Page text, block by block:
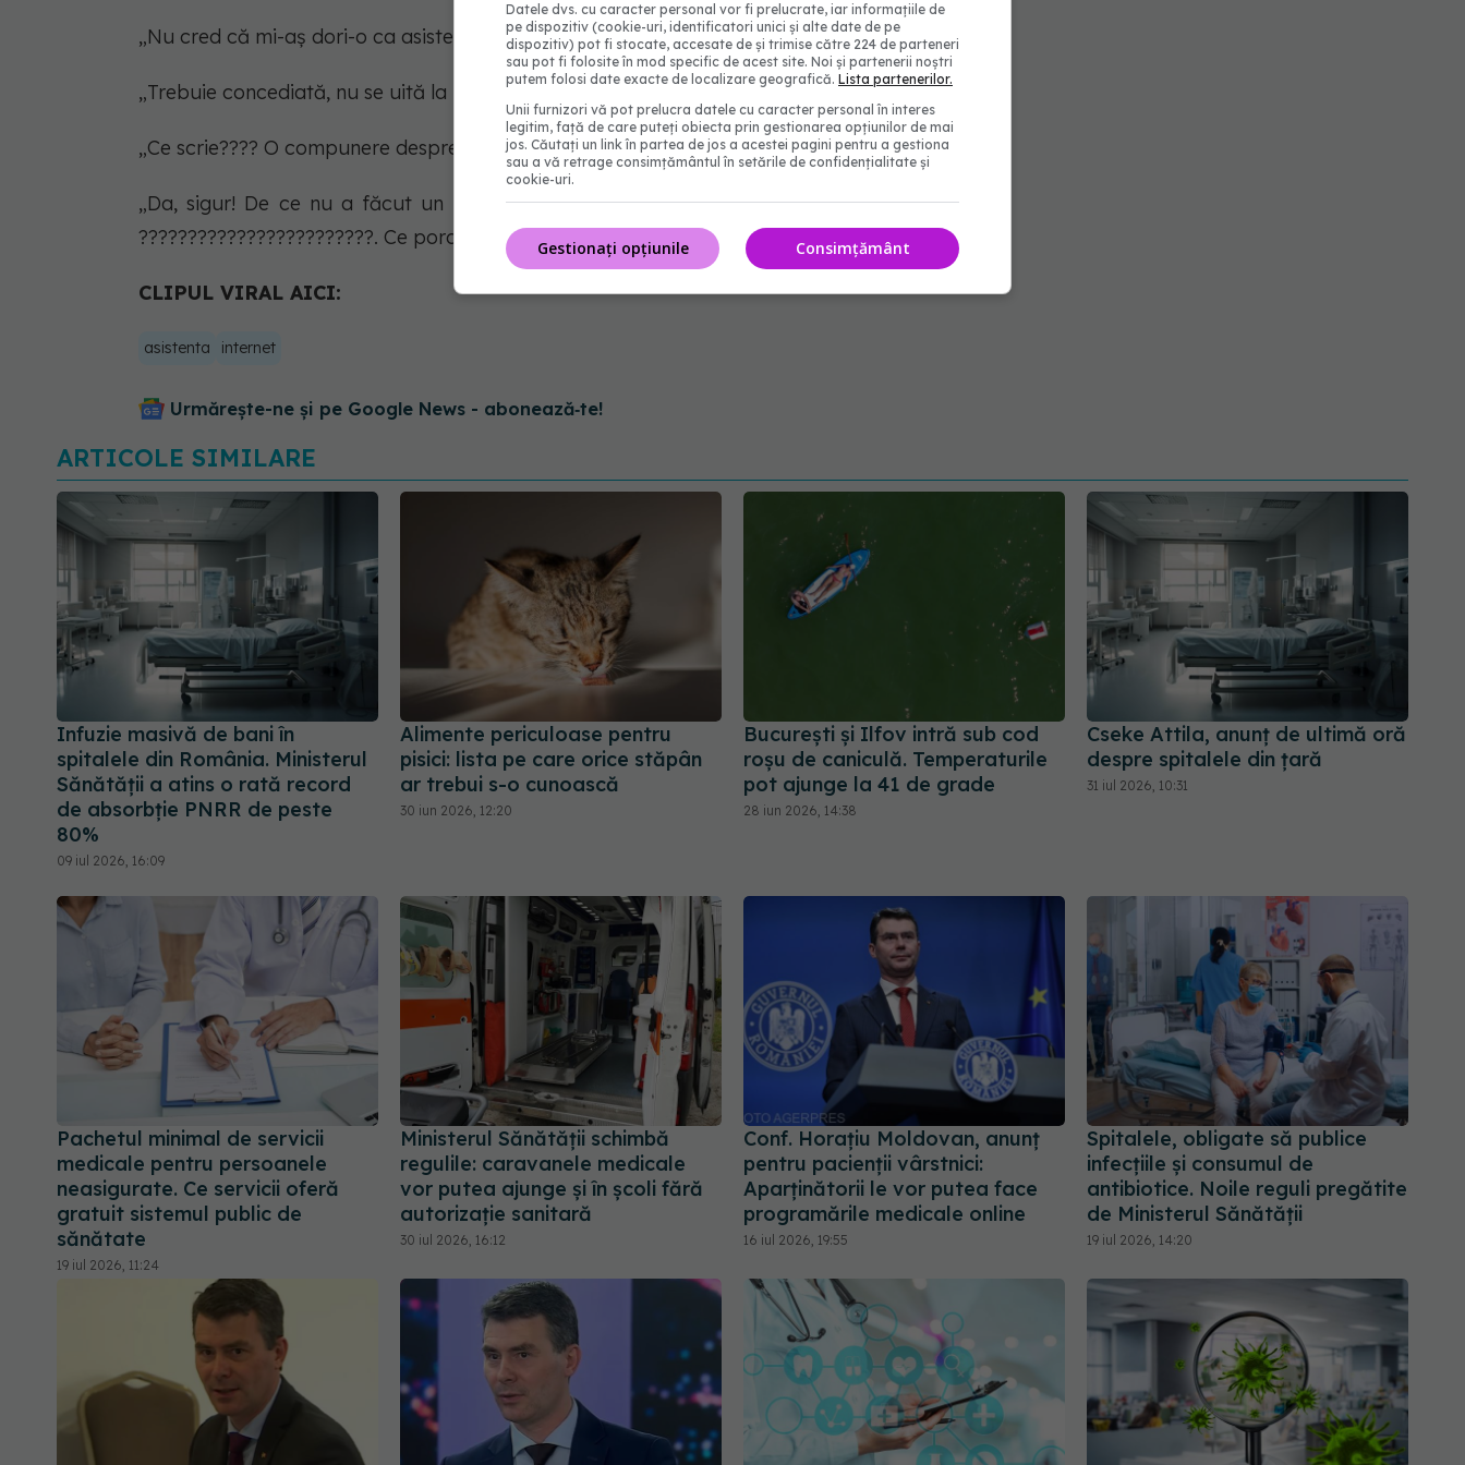
„Nu cred că mi-aș dori-o ca asistentă, nu e foarte atentă”.
„Trebuie concediată, nu se uită la pacientul ei timp de 15 minute!”
„Ce scrie???? O compunere despre Primul Razboi Mondial ????”
„Da, sigur! De ce nu a făcut un duș și nu și-a pus un smoking? Ea nu ar fi observat
????????????????????????. Ce porcărie!”
CLIPUL VIRAL AICI:
asistenta internet
Urmărește-ne și pe Google News - abonează‑te!
ARTICOLE SIMILARE
Infuzie masivă de bani în
spitalele din România. Ministerul
Sănătății a atins o rată record
de absorbție PNRR de peste
80%
09 iul 2026, 16:09
Alimente periculoase pentru
pisici: lista pe care orice stăpân
ar trebui s-o cunoască
30 iun 2026, 12:20
București și Ilfov intră sub cod
roșu de caniculă. Temperaturile
pot ajunge la 41 de grade
28 iun 2026, 14:38
Cseke Attila, anunț de ultimă oră
despre spitalele din țară
31 iul 2026, 10:31
Pachetul minimal de servicii
medicale pentru persoanele
neasigurate. Ce servicii oferă
gratuit sistemul public de
sănătate
19 iul 2026, 11:24
Ministerul Sănătății schimbă
regulile: caravanele medicale
vor putea ajunge și în școli fără
autorizație sanitară
30 iul 2026, 16:12
Conf. Horațiu Moldovan, anunț
pentru pacienții vârstnici:
Aparținătorii le vor putea face
programările medicale online
16 iul 2026, 19:55
Spitalele, obligate să publice
infecțiile și consumul de
antibiotice. Noile reguli pregătite
de Ministerul Sănătății
19 iul 2026, 14:20
Datele dvs. cu caracter personal vor fi prelucrate, iar informațiile de
pe dispozitiv (cookie-uri, identificatori unici și alte date de pe
dispozitiv) pot fi stocate, accesate de și trimise către 224 de parteneri
sau pot fi folosite în mod specific de acest site. Noi și partenerii noștri
putem folosi date exacte de localizare geografică. Lista partenerilor.
Unii furnizori vă pot prelucra datele cu caracter personal în interes
legitim, față de care puteți obiecta prin gestionarea opțiunilor de mai
jos. Căutați un link în partea de jos a acestei pagini pentru a gestiona
sau a vă retrage consimțământul în setările de confidențialitate și
cookie-uri.
Consimțământ
Gestionați opțiunile